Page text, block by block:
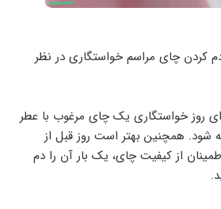
کردن چای مراسم خواستگاری در نظر
روز خواستگاری یک چای مرغوب با عطر
شود. همچنین بهتر است روز قبل از
از کیفیت چای، یک بار آن را دم